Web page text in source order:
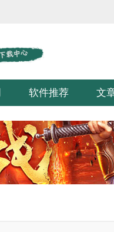
软件推荐 文